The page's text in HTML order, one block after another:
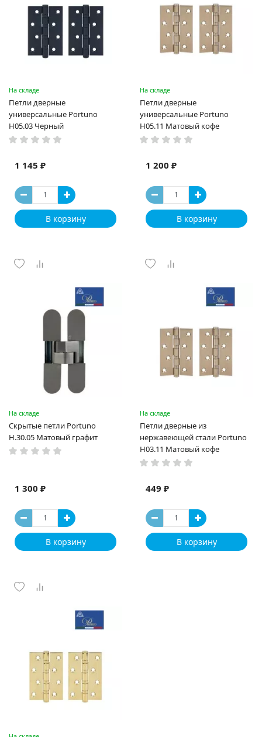
На складе
Петли дверные
универсальные Portuno
H05.03 Черный
1 145 ₽
В корзину
На складе
Петли дверные
универсальные Portuno
H05.11 Матовый кофе
1 200 ₽
В корзину
На складе
Скрытые петли Portuno
H.30.05 Матовый графит
1 300 ₽
В корзину
На складе
Петли дверные из
нержавеющей стали Portuno
H03.11 Матовый кофе
449 ₽
В корзину